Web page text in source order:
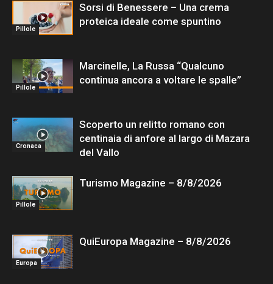
Pillole
Sorsi di Benessere – Una crema
proteica ideale come spuntino
Pillole
Marcinelle, La Russa “Qualcuno
continua ancora a voltare le spalle”
Cronaca
Scoperto un relitto romano con
centinaia di anfore al largo di Mazara
del Vallo
Pillole
Turismo Magazine – 8/8/2026
Europa
QuiEuropa Magazine – 8/8/2026